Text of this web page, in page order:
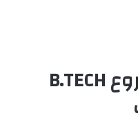
بى تك تفتتح ثاني فروع B.TECH